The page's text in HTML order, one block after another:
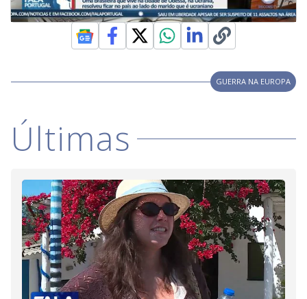
GUERRA NA EUROPA
Últimas